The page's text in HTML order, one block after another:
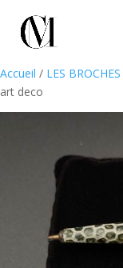
Accueil / LES BROCHES
art deco